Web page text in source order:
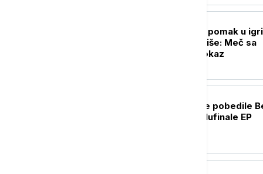
Partizan napravio pomak u
mora još mnogo više: Meč sa
Tobolom kao putokaz
Košarkašice Srbije pobedile
i plasirale se u polufinale EP